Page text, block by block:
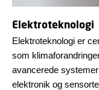
Elektroteknologi
Elektroteknologi er
som
avancerede
elektronik og